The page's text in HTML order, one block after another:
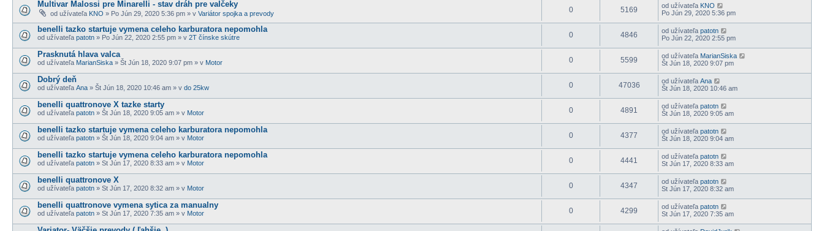
Multivar Malossi pre Minarelli - stav dráh pre valčeky
od užívateľa KNO » Po Jún 29, 2020 5:36 pm » v Variátor spojka a prevody 0 5169 od užívateľa KNO
Po Jún 29, 2020 5:36 pm
benelli tazko startuje vymena celeho karburatora nepomohla
od užívateľa patotn » Po Jún 22, 2020 2:55 pm » v 2T čínske skútre 0 4846 od užívateľa patotn
Po Jún 22, 2020 2:55 pm
Prasknutá hlava valca
od užívateľa MarianSiska » Št Jún 18, 2020 9:07 pm » v Motor 0 5599 od užívateľa MarianSiska
Št Jún 18, 2020 9:07 pm
Dobrý deň
od užívateľa Ana » Št Jún 18, 2020 10:46 am » v do 25kw 0 47036 od užívateľa Ana
Št Jún 18, 2020 10:46 am
benelli quattronove X tazke starty
od užívateľa patotn » Št Jún 18, 2020 9:05 am » v Motor 0 4891 od užívateľa patotn
Št Jún 18, 2020 9:05 am
benelli tazko startuje vymena celeho karburatora nepomohla
od užívateľa patotn » Št Jún 18, 2020 9:04 am » v Motor 0 4377 od užívateľa patotn
Št Jún 18, 2020 9:04 am
benelli tazko startuje vymena celeho karburatora nepomohla
od užívateľa patotn » St Jún 17, 2020 8:33 am » v Motor 0 4441 od užívateľa patotn
St Jún 17, 2020 8:33 am
benelli quattronove X
od užívateľa patotn » St Jún 17, 2020 8:32 am » v Motor 0 4347 od užívateľa patotn
St Jún 17, 2020 8:32 am
benelli quattronove vymena sytica za manualny
od užívateľa patotn » St Jún 17, 2020 7:35 am » v Motor 0 4299 od užívateľa patotn
St Jún 17, 2020 7:35 am